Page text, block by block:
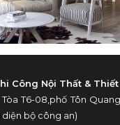
Công Nội Thất &
T6-08,phố Tôn
bộ công an)